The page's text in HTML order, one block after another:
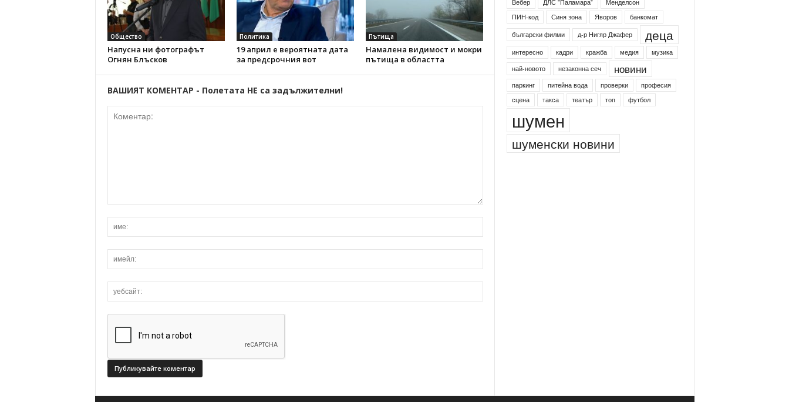
Общество
Напусна ни фотографът
Огнян Блъсков
Политика
19 април е вероятната дата
за предсрочния вот
Пътища
Намалена видимост и мокри
пътища в областта
ВАШИЯТ КОМЕНТАР - Полетата НЕ са задължителни!
Вебер
ДЛС "Паламара"
Менделсон
ПИН-код
Синя зона Яворов
банкомат
български филми
д-р Нигяр Джафер деца
интересно кадри кражба медия
музика
най-новото
незаконна сеч новини
паркинг питейна вода проверки
професия
сцена
такса театър топ футбол
шумен
шуменски новини